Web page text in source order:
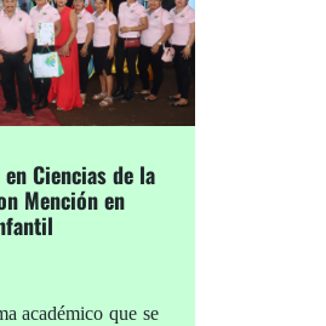
Ciencias de la
Mención en
académico que se